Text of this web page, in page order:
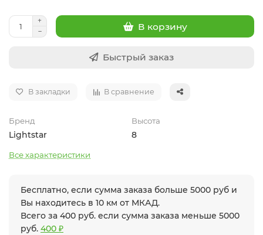
В корзину
Быстрый заказ
В закладки В сравнение
Бренд
Lightstar
Высота
8
Все характеристики
Бесплатно, если сумма заказа больше 5000 руб и
Вы находитесь в 10 км от МКАД.
Всего за 400 руб. если сумма заказа меньше 5000
руб. 400 ₽